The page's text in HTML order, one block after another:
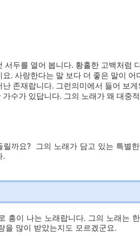
두를 열어 봅니다. 황홀한 고백처럼
. 사랑한다는 말 보다 더 좋은 말이 어
존재랍니다. 그런의미에서 들어 보
수가 있답니다. 그의 노래가 왜 대중
까요? 그의 노래가 담고 있는 특별
.
흥이 나는 노래랍니다. 그의 노래는
을 많이 받았는지도 모르겠군요.